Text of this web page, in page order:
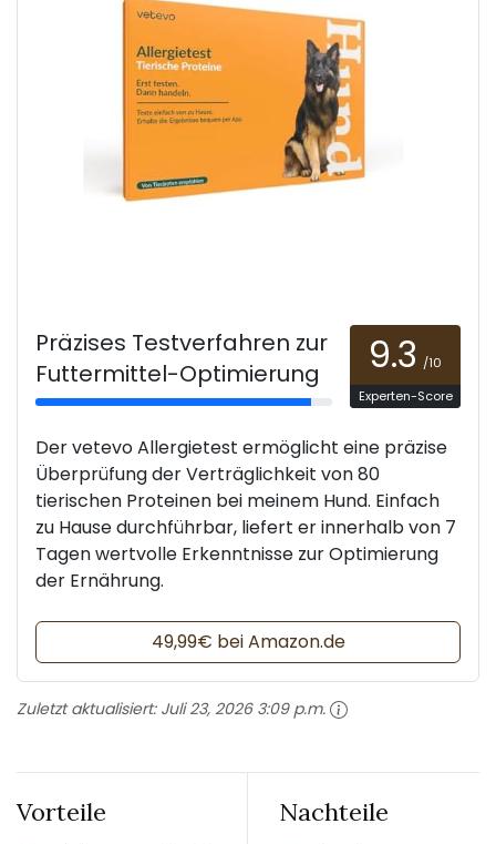
Präzises Testverfahren zur
Futtermittel-Optimierung
9.3 /10
Experten-Score
Der vetevo Allergietest ermöglicht eine präzise
Überprüfung der Verträglichkeit von 80
tierischen Proteinen bei meinem Hund. Einfach
zu Hause durchführbar, liefert er innerhalb von 7
Tagen wertvolle Erkenntnisse zur Optimierung
der Ernährung.
49,99€ bei Amazon.de
Zuletzt aktualisiert: Juli 23, 2026 3:09 p.m.
Vorteile Nachteile